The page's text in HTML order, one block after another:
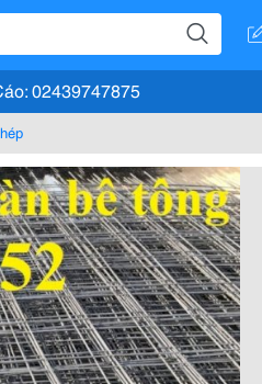
02439747875